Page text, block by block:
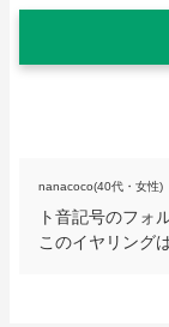
nanacoco(40代・女性)
ト音記号のフォ
このイヤリング